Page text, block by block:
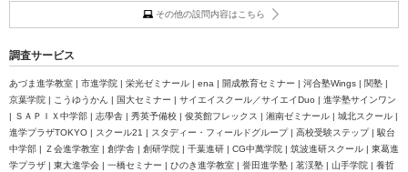
その他の設問内容はこちら
調査サービス
あづま進学教室 | 市進学院 | 栄光ゼミナール | ena | 開成教育セミナー | 河合塾Wings | 関塾 |
京葉学院 | こうゆうかん | 国大セミナー | サイエイスクール／サイエイDuo | 進学塾サインワン
| ＳＡＰＩＸ中学部 | 志學舎 | 秀英予備校 | 俊英館フレックス | 湘南ゼミナール | 城北スクール |
進学プラザTOKYO | スクール21 | スタディー・フィールドグループ | 高校受験ステップ | 駿台
中学部 | Ｚ会進学教室 | 創学舎 | 創研学院 | 千葉進研 | CG中萬学院 | 筑波進研スクール | 東葛進
学プラザ | 東大進学会 | 一橋セミナー | ひのき進学教室 | 誉田進学塾 | 茗渓塾 | 山手学院 | 養哲